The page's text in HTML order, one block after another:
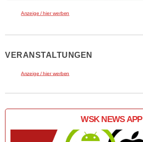
Anzeige / hier werben
VERANSTALTUNGEN
Anzeige / hier werben
WSK NEWS APP